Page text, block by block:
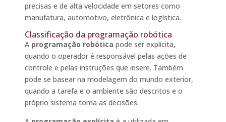
precisas e de alta velocidade em setores como
manufatura, automotivo, eletrônica e logística.
Classificação da programação robótica
A programação robótica pode ser explícita,
quando o operador é responsável pelas ações de
controle e pelas instruções que insere. Também
pode se basear na modelagem do mundo exterior,
quando a tarefa e o ambiente são descritos e o
próprio sistema toma as decisões.